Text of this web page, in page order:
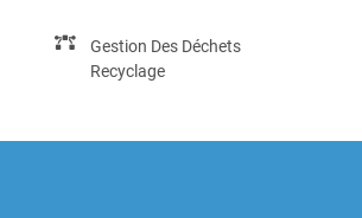
Gestion Des Déchets
Recyclage